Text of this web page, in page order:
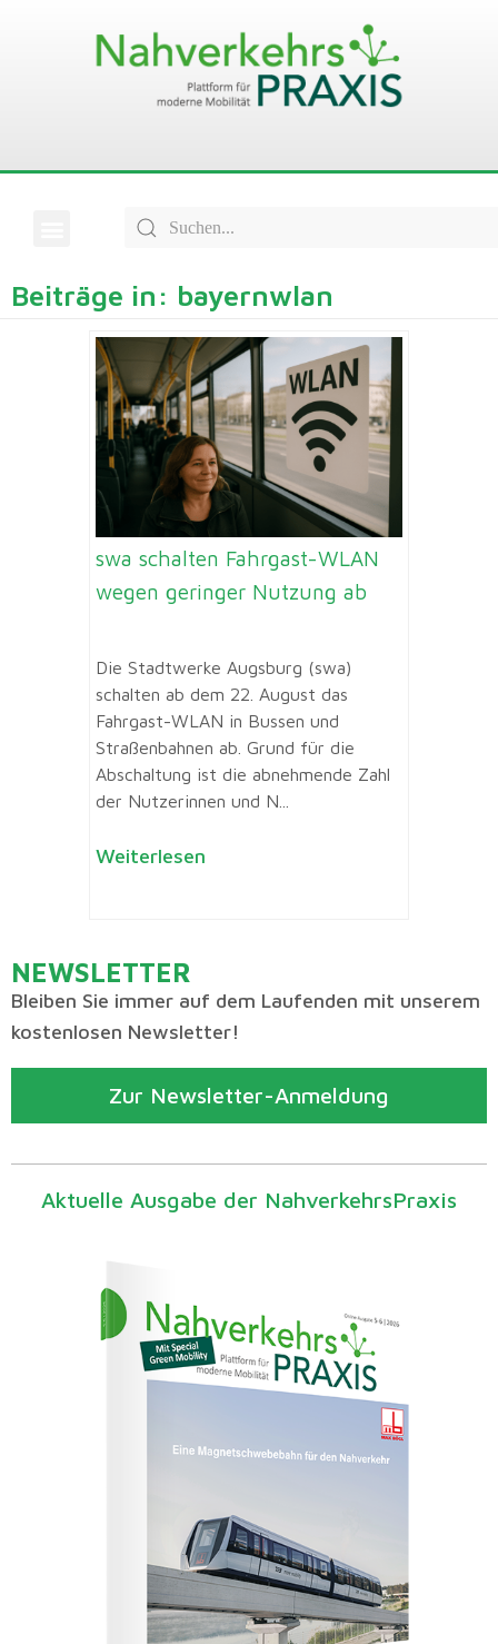
Beiträge in: bayernwlan
swa schalten Fahrgast-WLAN
wegen geringer Nutzung ab
Die Stadtwerke Augsburg (swa)
schalten ab dem 22. August das
Fahrgast-WLAN in Bussen und
Straßenbahnen ab. Grund für die
Abschaltung ist die abnehmende Zahl
der Nutzerinnen und N...
Weiterlesen
NEWSLETTER
Bleiben Sie immer auf dem Laufenden mit unserem
kostenlosen Newsletter!
Zur Newsletter-Anmeldung
Aktuelle Ausgabe der NahverkehrsPraxis